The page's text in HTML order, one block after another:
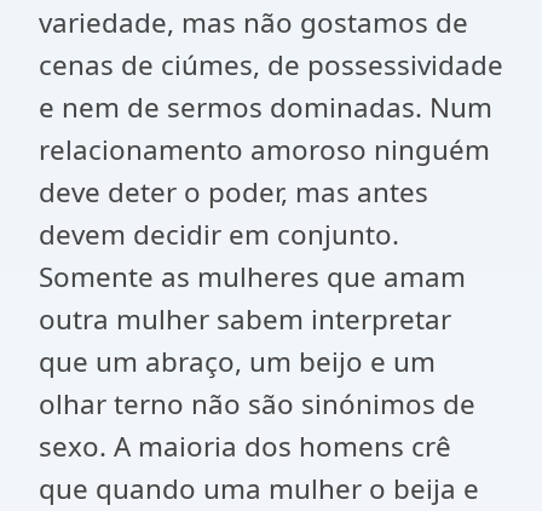
variedade, mas não gostamos de
cenas de ciúmes, de possessividade
e nem de sermos dominadas. Num
relacionamento amoroso ninguém
deve deter o poder, mas antes
devem decidir em conjunto.
Somente as mulheres que amam
outra mulher sabem interpretar
que um abraço, um beijo e um
olhar terno não são sinónimos de
sexo. A maioria dos homens crê
que quando uma mulher o beija e